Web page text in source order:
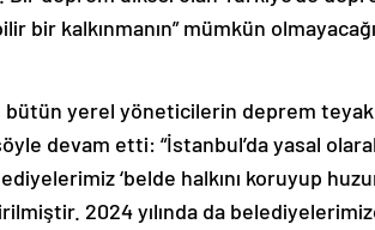
bir kalkınmanın” mümkün
bütün yerel yöneticilerin deprem
devam etti: “İstanbul’da yasal
‘belde halkını koruyup
2024 yılında da